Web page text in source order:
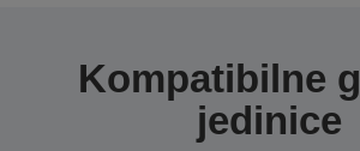
Kompatibilne
jedinice